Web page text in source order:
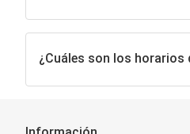
¿Cuáles son los horarios